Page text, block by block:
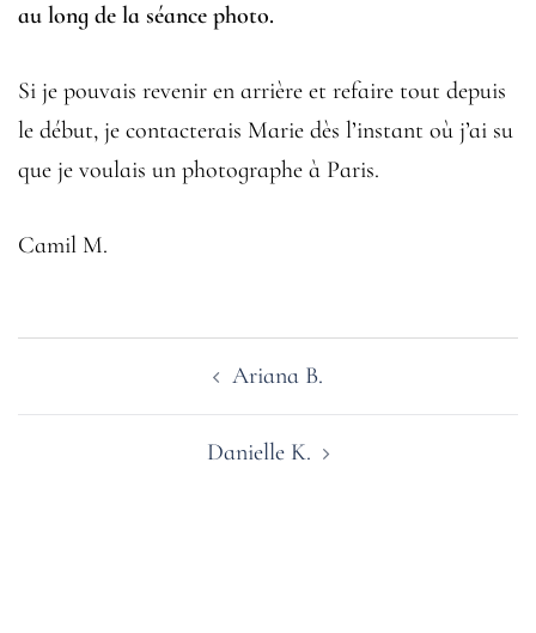
au long de la séance photo.
Si je pouvais revenir en arrière et refaire tout depuis
le début, je contacterais Marie dès l’instant où j’ai su
que je voulais un photographe à Paris.
Camil M.
Ariana B.
Danielle K.